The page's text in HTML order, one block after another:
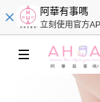
阿華有事嗎
立刻使用官方